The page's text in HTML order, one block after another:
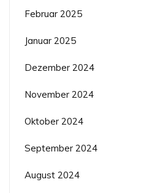
Februar 2025
Januar 2025
Dezember 2024
November 2024
Oktober 2024
September 2024
August 2024